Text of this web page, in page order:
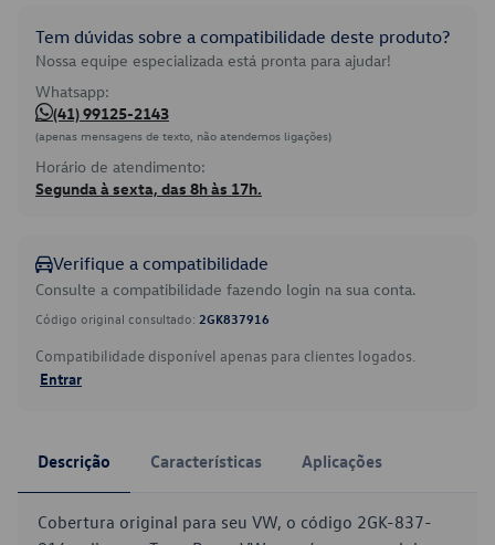
Tem dúvidas sobre a compatibilidade deste produto?
Nossa equipe especializada está pronta para ajudar!
Whatsapp:
(41) 99125-2143
(apenas mensagens de texto, não atendemos ligações)
Horário de atendimento:
Segunda à sexta, das 8h às 17h.
Verifique a compatibilidade
Consulte a compatibilidade fazendo login na sua conta.
Código original consultado: 2GK837916
Compatibilidade disponível apenas para clientes logados.
Entrar
Descrição Características Aplicações
Cobertura original para seu VW, o código 2GK-837-